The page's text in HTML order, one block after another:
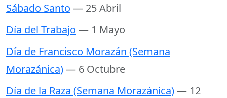
Sábado Santo — 25 Abril
Día del Trabajo — 1 Mayo
Día de Francisco Morazán (Semana
Morazánica)— 6 Octubre
Día de la Raza (Semana Morazánica)— 12